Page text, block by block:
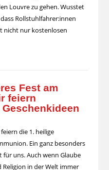
Louvre zu gehen. Wusstet
Rollstuhlfahrer:innen
nicht nur kostenlosen
Fest am
feiern
die 1. heilige
Ein ganz besonders
für uns. Auch wenn Glaube
Religion in der Welt immer